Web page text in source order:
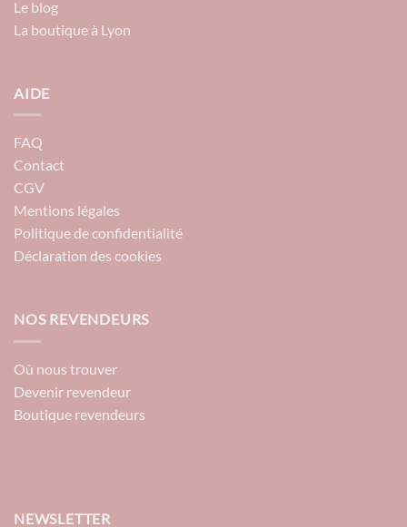
Le blog
La boutique à Lyon
AIDE
FAQ
Contact
CGV
Mentions légales
Politique de confidentialité
Déclaration des cookies
NOS REVENDEURS
Où nous trouver
Devenir revendeur
Boutique revendeurs
NEWSLETTER